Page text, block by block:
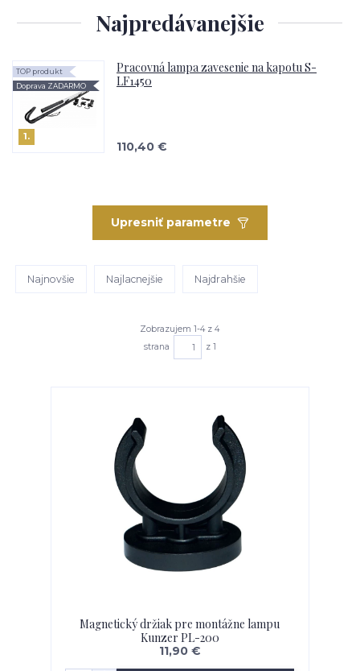
Najpredávanejšie
1.
Pracovná lampa zavesenie na kapotu S-
LF1450
TOP produkt
Doprava ZADARMO
110,40 €
Upresniť parametre
Najnovšie Najlacnejšie Najdrahšie
Zobrazujem 1-4 z 4
strana
z 1
Magnetický držiak pre montážne lampu
Kunzer PL-200
11,90 €